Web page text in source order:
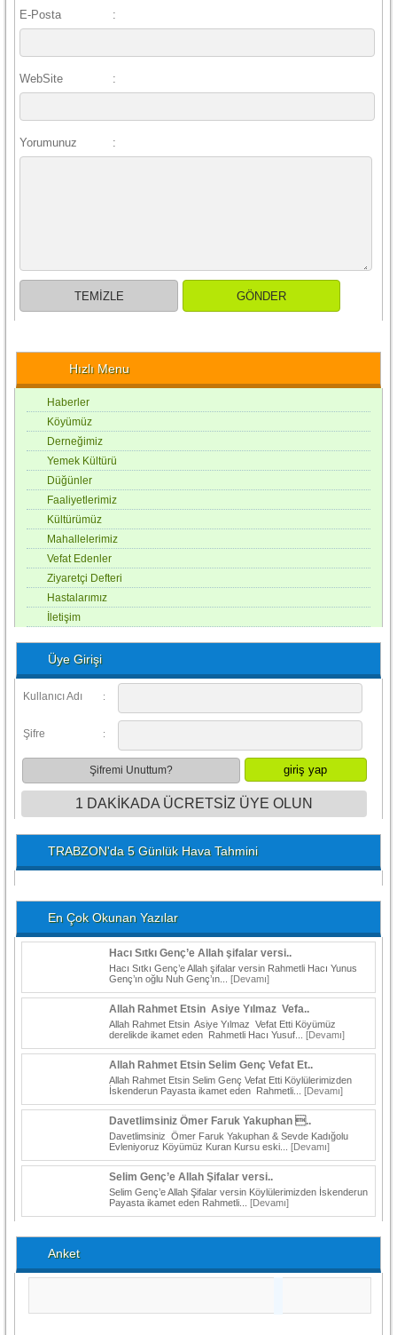
E-Posta :
WebSite :
Yorumunuz :
Hızlı Menu
Haberler
Köyümüz
Derneğimiz
Yemek Kültürü
Düğünler
Faaliyetlerimiz
Kültürümüz
Mahallelerimiz
Vefat Edenler
Ziyaretçi Defteri
Hastalarımız
İletişim
Üye Girişi
Kullanıcı Adı :
Şifre :
Şifremi Unuttum?
1 DAKİKADA ÜCRETSİZ ÜYE OLUN
TRABZON'da 5 Günlük Hava Tahmini
En Çok Okunan Yazılar
Hacı Sıtkı Genç’e Allah şifalar versi..
Hacı Sıtkı Genç’e Allah şifalar versin Rahmetli Hacı Yunus
Genç’ın oğlu Nuh Genç’ın...[Devamı]
Allah Rahmet Etsin Asiye Yılmaz Vefa..
Allah Rahmet Etsin Asiye Yılmaz Vefat Etti Köyümüz
derelikde ikamet eden Rahmetli Hacı Yusuf...[Devamı]
Allah Rahmet Etsin Selim Genç Vefat Et..
Allah Rahmet Etsin Selim Genç Vefat Etti Köylülerimizden
İskenderun Payasta ikamet eden Rahmetli...[Devamı]
Davetlimsiniz Ömer Faruk Yakuphan ..
Davetlimsiniz Ömer Faruk Yakuphan & Sevde Kadığolu
Evleniyoruz Köyümüz Kuran Kursu eski...[Devamı]
Selim Genç’e Allah Şifalar versi..
Selim Genç’e Allah Şifalar versin Köylülerimizden İskenderun
Payasta ikamet eden Rahmetli...[Devamı]
Anket